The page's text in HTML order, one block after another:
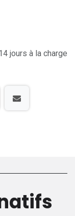
jours à la charge